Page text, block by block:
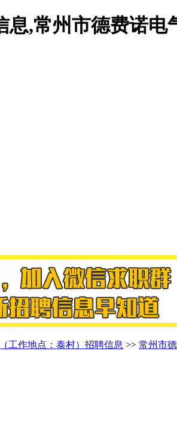
,常州市德费诺
工作地点：泰村）招聘信息 >> 常州市